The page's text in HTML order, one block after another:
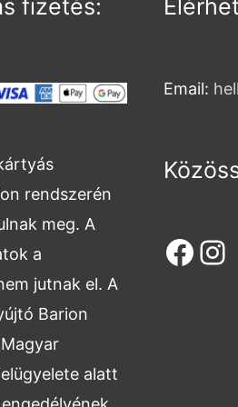
fizetés:
rendszerén
meg. A
a
jutnak el. A
Barion
alatt
Email: